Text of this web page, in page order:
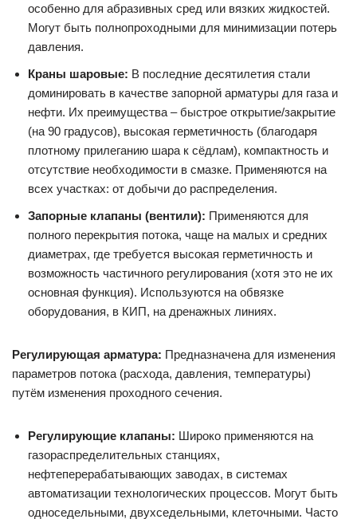
особенно для абразивных сред или вязких жидкостей.
Могут быть полнопроходными для минимизации потерь
давления.
Краны шаровые: В последние десятилетия стали
доминировать в качестве запорной арматуры для газа и
нефти. Их преимущества – быстрое открытие/закрытие
(на 90 градусов), высокая герметичность (благодаря
плотному прилеганию шара к сёдлам), компактность и
отсутствие необходимости в смазке. Применяются на
всех участках: от добычи до распределения.
Запорные клапаны (вентили): Применяются для
полного перекрытия потока, чаще на малых и средних
диаметрах, где требуется высокая герметичность и
возможность частичного регулирования (хотя это не их
основная функция). Используются на обвязке
оборудования, в КИП, на дренажных линиях.
Регулирующая арматура: Предназначена для изменения
параметров потока (расхода, давления, температуры)
путём изменения проходного сечения.
Регулирующие клапаны: Широко применяются на
газораспределительных станциях,
нефтеперерабатывающих заводах, в системах
автоматизации технологических процессов. Могут быть
односедельными, двухседельными, клеточными. Часто